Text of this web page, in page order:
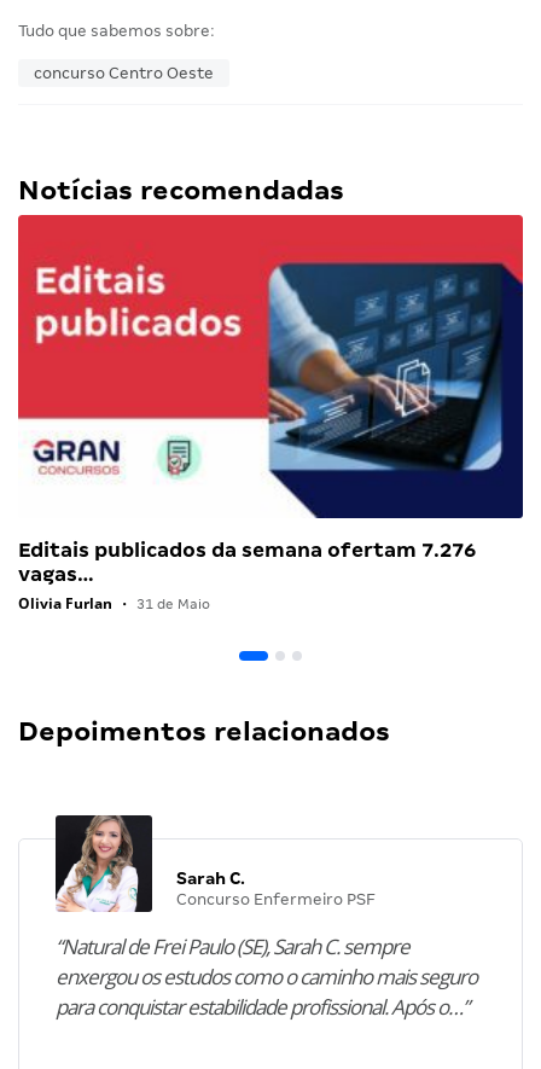
Tudo que sabemos sobre:
concurso Centro Oeste
Notícias recomendadas
Editais publicados da semana ofertam 7.276
vagas…
Olivia Furlan • 31 de Maio
Depoimentos relacionados
Sarah C.
Concurso Enfermeiro PSF
“Natural de Frei Paulo (SE), Sarah C. sempre
enxergou os estudos como o caminho mais seguro
para conquistar estabilidade profissional. Após o…”